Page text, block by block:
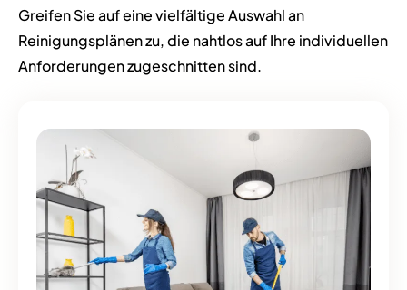
Greifen Sie auf eine vielfältige Auswahl an
Reinigungsplänen zu, die nahtlos auf Ihre individuellen
Anforderungen zugeschnitten sind.